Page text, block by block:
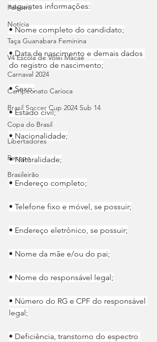
Palestra
Notícia
Taça Guanabara Feminina
V4 Escola de Vôlei Macaé
Carnaval 2024
Campeonato Carioca
Brasil Soccer Cup 2024 Sub 14
Copa do Brasil
Libertadores
Recopa
Brasileirão
seguintes informações:
• Nome completo do candidato;
• Data de nascimento e demais dados
do registro de nascimento;
• Sexo;
• Estado civil;
• Nacionalidade;
• Naturalidade;
• Endereço completo;
• Telefone fixo e móvel, se possuir;
• Endereço eletrônico, se possuir;
• Nome da mãe e/ou do pai;
• Nome do responsável legal;
• Número do RG e CPF do responsável
legal;
• Deficiência, transtorno do espectro